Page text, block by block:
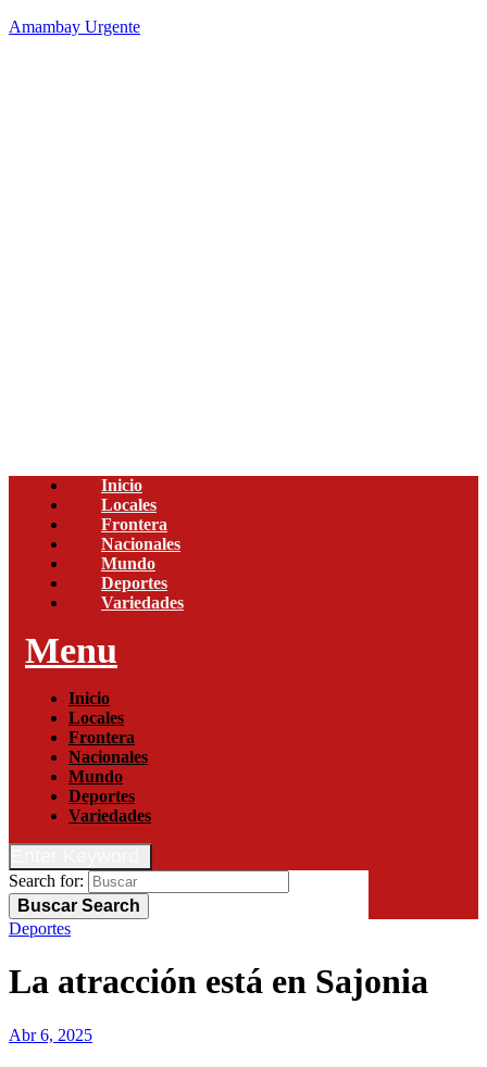
Amambay Urgente
Inicio
Locales
Frontera
Nacionales
Mundo
Deportes
Variedades
Menu
Inicio
Locales
Frontera
Nacionales
Mundo
Deportes
Variedades
Search for:
Buscar Search
Deportes
La atracción está en Sajonia
Abr 6, 2025